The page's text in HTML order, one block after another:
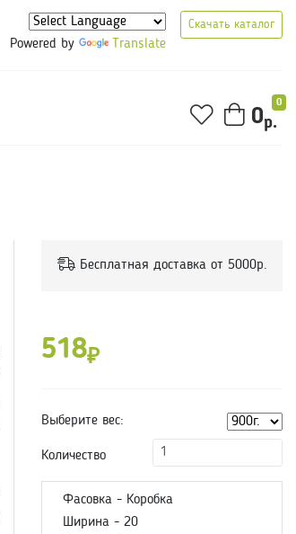
Powered by
Translate
Скачать каталог
0
0р.
Бесплатная доставка от 5000р.
518₽
Выберите вес:
Количество
Фасовка - Коробка
Ширина - 20